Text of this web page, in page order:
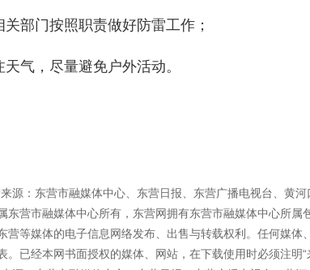
关部门按照职责做好防雷工作；
气，尽量避免户外活动。
源：东营市融媒体中心、东营日报、东营广播电视台、黄
东营市融媒体中心所有，东营网拥有东营市融媒体中心所属
营等媒体的电子信息网络发布、出售与转载权利。任何媒
。已经本网书面授权的媒体、网站，在下载使用时必须注明“